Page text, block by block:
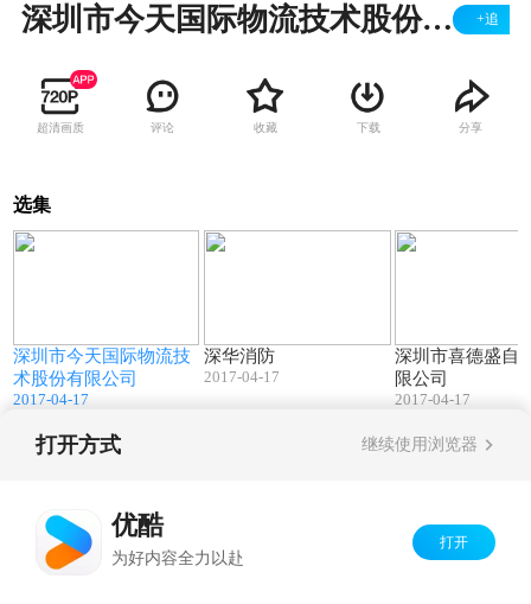
深圳市今天国际物流技术股份有限公司 +追
超清画质 评论 收藏 下载 分享
选集
深圳市今天国际物流技
术股份有限公司
2017-04-17
深华消防
2017-04-17
深圳市喜德盛自
限公司
2017-04-17
打开方式 继续使用浏览器
优酷
为好内容全力以赴
打开